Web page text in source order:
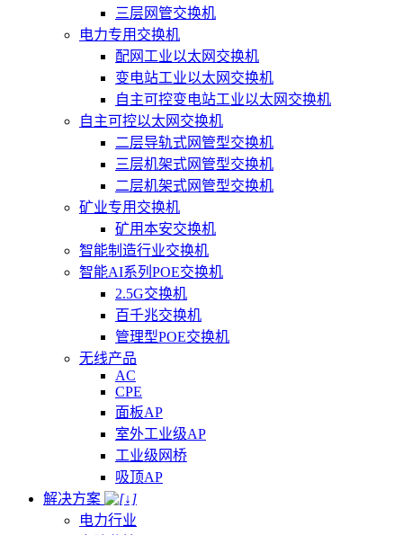
三层网管交换机
电力专用交换机
配网工业以太网交换机
变电站工业以太网交换机
自主可控变电站工业以太网交换机
自主可控以太网交换机
二层导轨式网管型交换机
三层机架式网管型交换机
二层机架式网管型交换机
矿业专用交换机
矿用本安交换机
智能制造行业交换机
智能AI系列POE交换机
2.5G交换机
百千兆交换机
管理型POE交换机
无线产品
AC
CPE
面板AP
室外工业级AP
工业级网桥
吸顶AP
解决方案
电力行业